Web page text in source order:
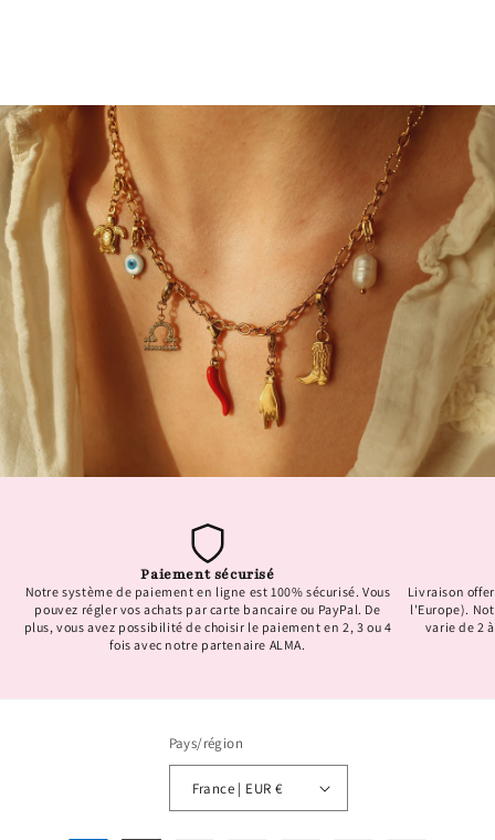
Paiement sécurisé
Notre système de paiement en ligne est 100% sécurisé. Vous
pouvez régler vos achats par carte bancaire ou PayPal. De
plus, vous avez possibilité de choisir le paiement en 2, 3 ou 4
fois avec notre partenaire ALMA.
Livraison
l'Europe).
varie de 2
Pays/région
France | EUR €